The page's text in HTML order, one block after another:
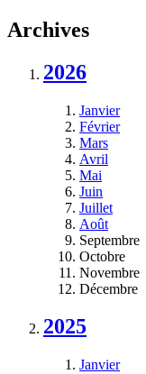
Archives
2026
Janvier
Février
Mars
Avril
Mai
Juin
Juillet
Août
Septembre
Octobre
Novembre
Décembre
2025
Janvier